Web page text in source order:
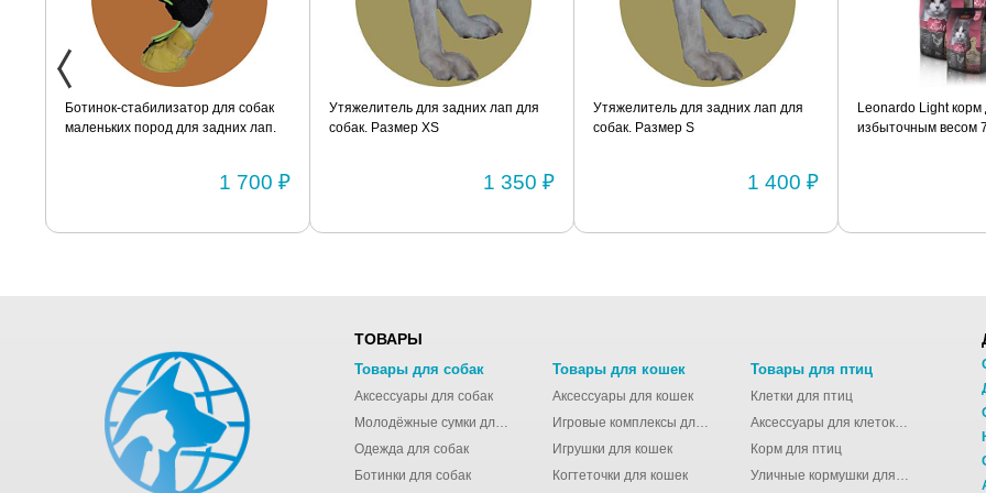
Ботинок-стабилизатор для собак
маленьких пород для задних лап.
1 700 ₽
Утяжелитель для задних лап для
собак. Размер XS
1 350 ₽
Утяжелитель для задних лап для
собак. Размер S
1 400 ₽
Leonardo Light корм
избыточным весом
ТОВАРЫ
Товары для собак
Аксессуары для собак
Молодёжные сумки для девушек
Одежда для собак
Ботинки для собак
Товары для кошек
Аксессуары для кошек
Игровые комплексы для кошек
Игрушки для кошек
Когтеточки для кошек
Товары для птиц
Клетки для птиц
Аксессуары для клеток для птиц
Корм для птиц
Уличные кормушки для птиц